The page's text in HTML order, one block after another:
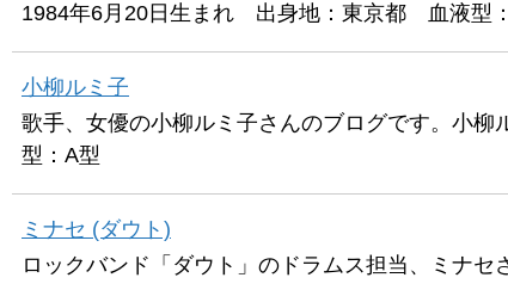
1984年6月20日生まれ 出身地：東京都 血液型
小柳ルミ子
歌手、女優の小柳ルミ子さんのブログです。小
型：A型
ミナセ (ダウト)
ロックバンド「ダウト」のドラムス担当、ミナ